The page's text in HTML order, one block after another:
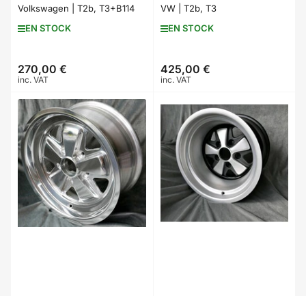
Volkswagen | T2b, T3+B114
EN STOCK
Prix
270,00 €
inc. VAT
VW | T2b, T3
EN STOCK
Prix
425,00 €
inc. VAT